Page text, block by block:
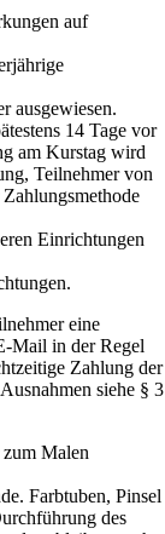
auf
ausgewiesen.
14 Tage vor
am Kurstag wird
Teilnehmer von
Einrichtungen
eine
Mail in der Regel
Zahlung der
siehe § 3
Malen
Farbtuben, Pinsel
des